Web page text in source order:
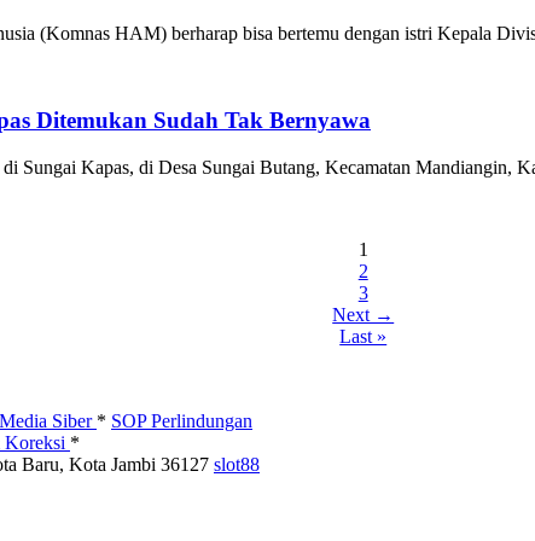
(Komnas HAM) berharap bisa bertemu dengan istri Kepala
Ditemukan Sudah Tak Bernyawa
Kapas, di Desa Sungai Butang, Kecamatan Mandiangin,
1
2
3
Next →
Last »
Baru, Kota Jambi 36127 slot88
Siber * SOP Perlindungan
Koreksi *